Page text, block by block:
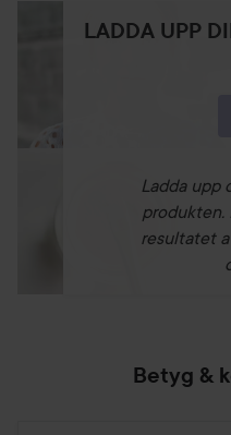
LADDA UPP
Ladda upp
produkten.
resultatet
Betyg &